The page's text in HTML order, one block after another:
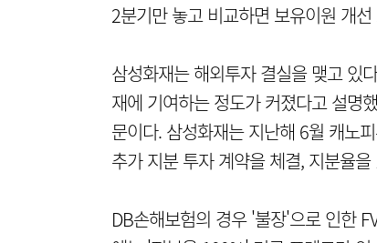
2분기만 놓고 비교하면 보유이원 개
삼성화재는 해외투자 결실을 맺고 있
재에 기여하는 정도가 커졌다고 설명
문이다. 삼성화재는 지난해 6월 캐노
추가 지분 투자 계약을 체결, 지분율
DB손해보험의 경우 '불장'으로 인한